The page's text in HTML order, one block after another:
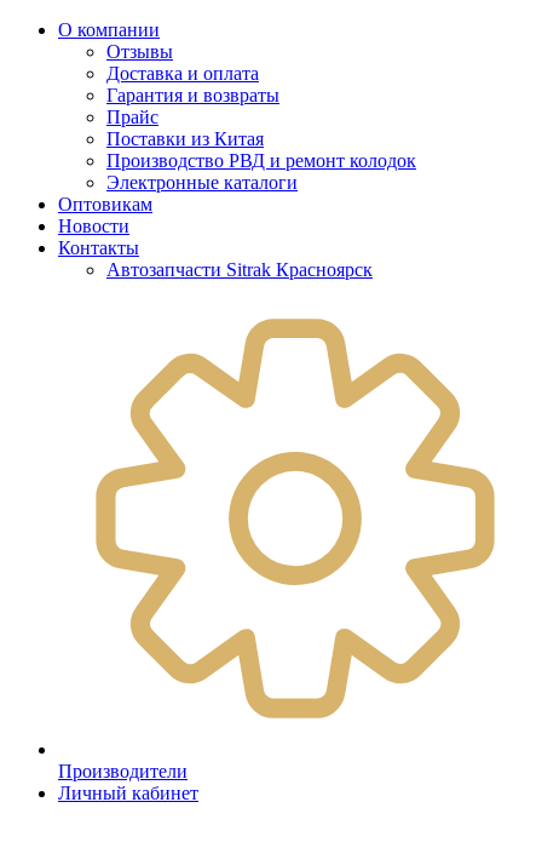
О компании
Отзывы
Доставка и оплата
Гарантия и возвраты
Прайс
Поставки из Китая
Производство РВД и ремонт колодок
Электронные каталоги
Оптовикам
Новости
Контакты
Автозапчасти Sitrak Красноярск
Производители
Личный кабинет